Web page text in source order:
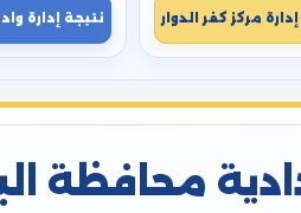
مركز كفر الدوار نتيجة إدارة
محافظة